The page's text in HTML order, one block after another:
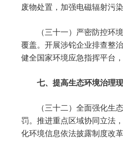
废物处置，加强电磁辐射污
（三十一）严密防控环
覆盖。开展涉铊企业排查整
健全国家环境应急指挥平台
七、提高生态环境治理
（三十二）全面强化
罚。推进重点区域协同立法
化环境信息依法披露制度改